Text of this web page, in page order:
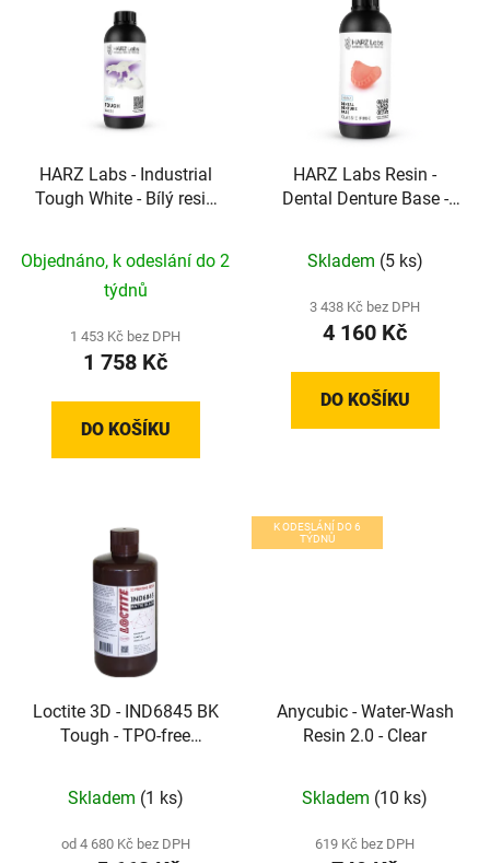
HARZ Labs - Industrial
Tough White - Bílý resin
Objednáno, k odeslání do 2
týdnů
1 453 Kč bez DPH
1 758 Kč
DO KOŠÍKU
HARZ Labs Resin -
Dental Denture Base -
Skladem (5 ks)
3 438 Kč bez DPH
4 160 Kč
DO KOŠÍKU
Loctite 3D - IND6845 BK
Tough - TPO-free
koncové díly (Matte
Skladem (1 ks)
od 4 680 Kč bez DPH
K ODESLÁNÍ DO 6
TÝDNŮ
Anycubic - Water-Wash
Resin 2.0 - Clear
Skladem (10 ks)
619 Kč bez DPH